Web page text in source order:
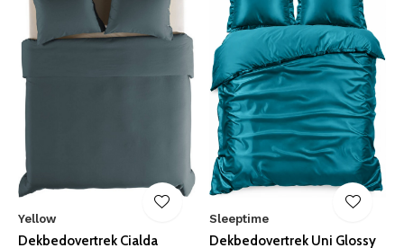
Yellow
Dekbedovertrek Cialda
Sleeptime
Dekbedovertrek Uni Glossy